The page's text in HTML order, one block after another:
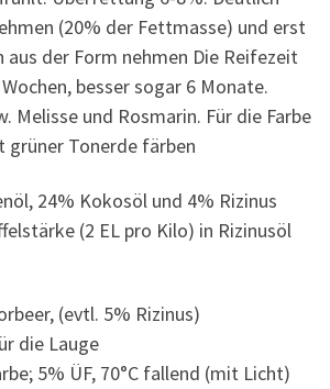
(20% der Fettmasse) und erst
aus der Form nehmen Die Reifezeit
besser sogar 6 Monate.
Melisse und Rosmarin. Für die Farbe
grüner Tonerde färben
24% Kokosöl und 4% Rizinus
(2 EL pro Kilo) in Rizinusöl
(evtl. 5% Rizinus)
die Lauge
5% ÜF, 70°C fallend (mit Licht)